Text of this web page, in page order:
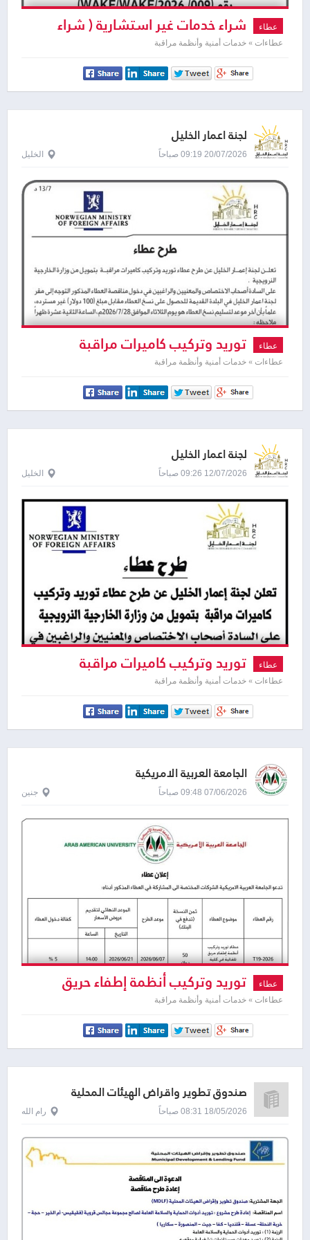
عطاء شراء خدمات غير استشارية ( شراء
خدمة نظافة + حراسة وأمن لزوم عمارة
الوقف ( بريكو سابقا - البيرة )
عطاءات » خدمات أمنية وأنظمة مراقبة
لجنة اعمار الخليل
20/07/2026 09:19 صباحاً الخليل
عطاء توريد وتركيب كاميرات مراقبة
عطاءات » خدمات أمنية وأنظمة مراقبة
لجنة اعمار الخليل
12/07/2026 09:26 صباحاً الخليل
عطاء توريد وتركيب كاميرات مراقبة
عطاءات » خدمات أمنية وأنظمة مراقبة
الجامعة العربية الامريكية
07/06/2026 09:48 صباحاً جنين
عطاء توريد وتركيب أنظمة إطفاء حريق
تلقائية
عطاءات » خدمات أمنية وأنظمة مراقبة
صندوق تطوير واقراض الهيئات المحلية
18/05/2026 08:31 صباحاً رام الله